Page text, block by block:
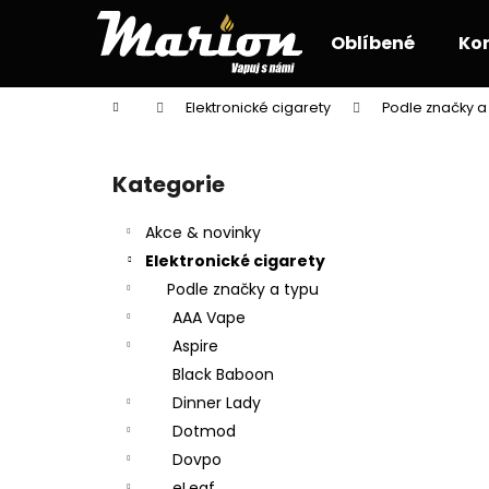
Oblíbené
Domů Elektronické cigarety Podle značky
Přeskočit
kategorie
Kategorie
Akce & novinky
Elektronické cigarety
Podle značky a typu
AAA Vape
Aspire
Black Baboon
Dinner Lady
Dotmod
Dovpo
í
Zpět
do
Zpět
do